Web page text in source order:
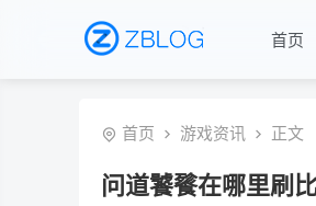
首页
首页 游戏资讯 正文
问道饕餮在哪里刷